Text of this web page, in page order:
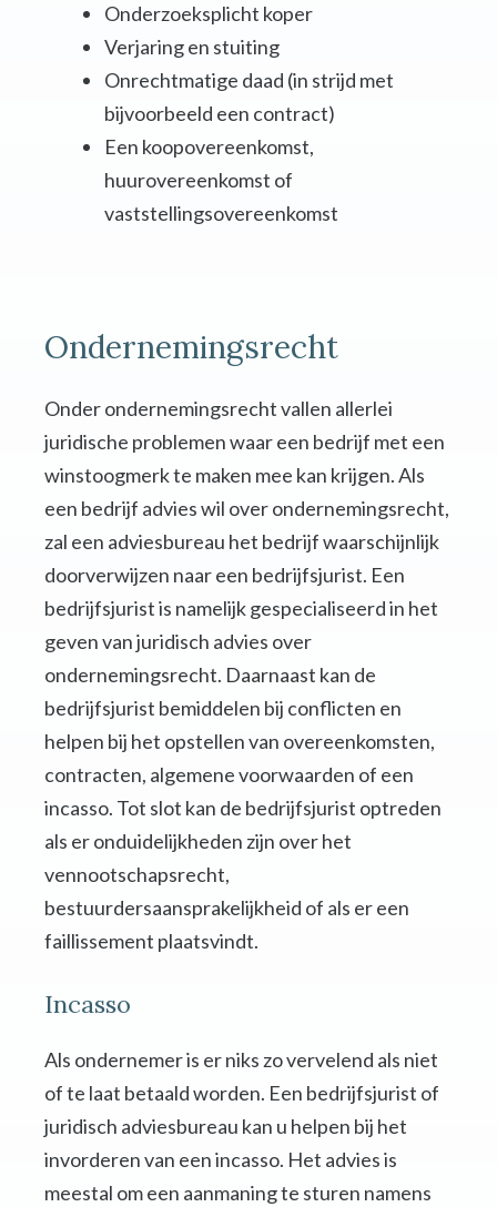
Onderzoeksplicht koper
Verjaring en stuiting
Onrechtmatige daad (in strijd met
bijvoorbeeld een contract)
Een koopovereenkomst,
huurovereenkomst of
vaststellingsovereenkomst
Ondernemingsrecht
Onder ondernemingsrecht vallen allerlei
juridische problemen waar een bedrijf met een
winstoogmerk te maken mee kan krijgen. Als
een bedrijf advies wil over ondernemingsrecht,
zal een adviesbureau het bedrijf waarschijnlijk
doorverwijzen naar een bedrijfsjurist. Een
bedrijfsjurist is namelijk gespecialiseerd in het
geven van juridisch advies over
ondernemingsrecht. Daarnaast kan de
bedrijfsjurist bemiddelen bij conflicten en
helpen bij het opstellen van overeenkomsten,
contracten, algemene voorwaarden of een
incasso. Tot slot kan de bedrijfsjurist optreden
als er onduidelijkheden zijn over het
vennootschapsrecht,
bestuurdersaansprakelijkheid of als er een
faillissement plaatsvindt.
Incasso
Als ondernemer is er niks zo vervelend als niet
of te laat betaald worden. Een bedrijfsjurist of
juridisch adviesbureau kan u helpen bij het
invorderen van een incasso. Het advies is
meestal om een aanmaning te sturen namens